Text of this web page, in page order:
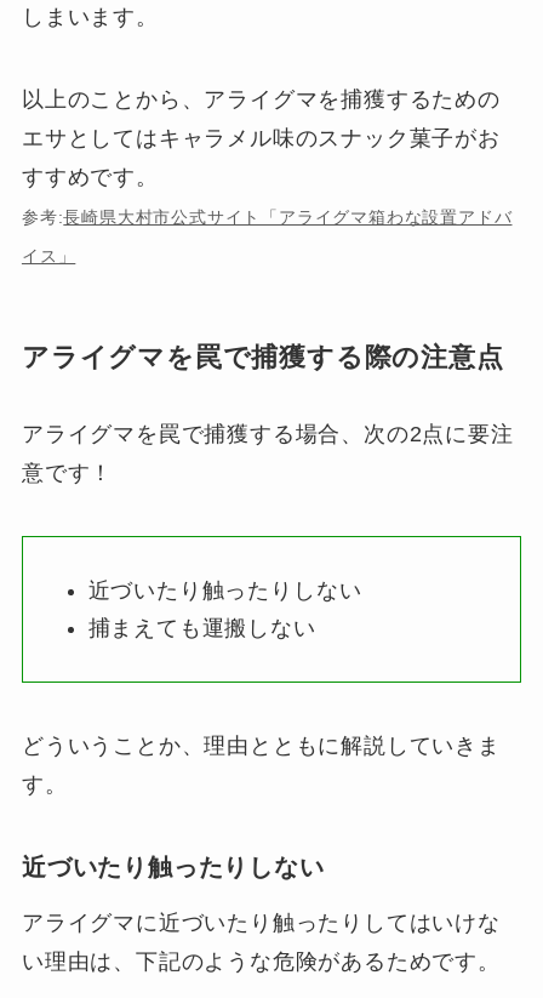
しまいます。
以上のことから、アライグマを捕獲するための
エサとしてはキャラメル味のスナック菓子がお
すすめです。
参考:長崎県大村市公式サイト「アライグマ箱わな設置アドバ
イス」
アライグマを罠で捕獲する際の注意点
アライグマを罠で捕獲する場合、次の2点に要注
意です！
近づいたり触ったりしない
捕まえても運搬しない
どういうことか、理由とともに解説していきま
す。
近づいたり触ったりしない
アライグマに近づいたり触ったりしてはいけな
い理由は、下記のような危険があるためです。